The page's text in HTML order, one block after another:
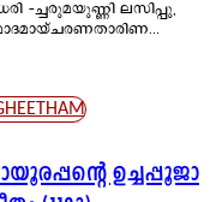
-ച്ചരുമയുണ്ണി ലസിപ്പു,
മോദമായ്ചരണതാരിണ...
ഉച്ചപ്പൂജാ